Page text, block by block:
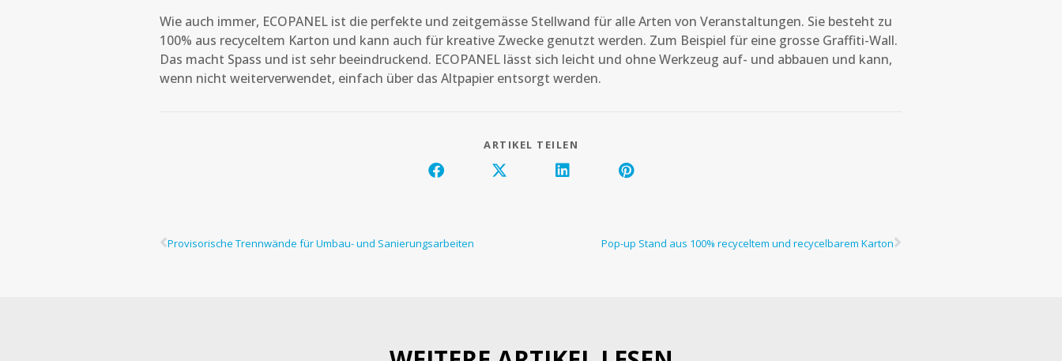
Wie auch immer, ECOPANEL ist die perfekte und zeitgemässe Stellwand für alle Arten von Veranstaltungen. Sie besteht zu
100% aus recyceltem Karton und kann auch für kreative Zwecke genutzt werden. Zum Beispiel für eine grosse Graffiti-Wall.
Das macht Spass und ist sehr beeindruckend. ECOPANEL lässt sich leicht und ohne Werkzeug auf- und abbauen und kann,
wenn nicht weiterverwendet, einfach über das Altpapier entsorgt werden.
ARTIKEL TEILEN
Provisorische Trennwände für Umbau- und Sanierungsarbeiten Pop-up Stand aus 100% recyceltem und recycelbarem Karton